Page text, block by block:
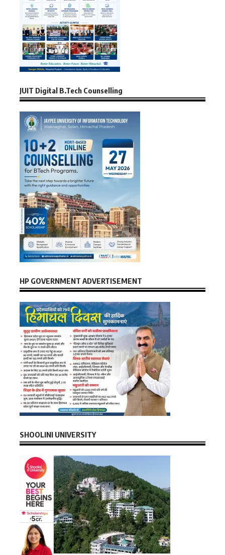
JUIT Digital B.Tech Counselling
HP GOVERNMENT ADVERTISEMENT
SHOOLINI UNIVERSITY